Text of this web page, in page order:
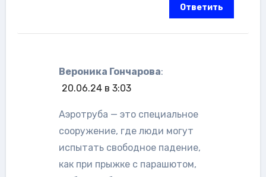
Ответить
Вероника Гончарова:
20.06.24 в 3:03
Аэротруба — это специальное
сооружение, где люди могут
испытать свободное падение,
как при прыжке с парашютом,